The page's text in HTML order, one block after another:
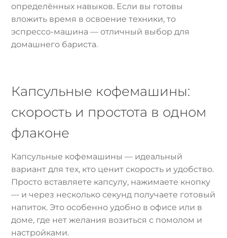
определённых навыков. Если вы готовы
вложить время в освоение техники, то
эспрессо-машина — отличный выбор для
домашнего бариста.
Капсульные кофемашины:
скорость и простота в одном
флаконе
Капсульные кофемашины — идеальный
вариант для тех, кто ценит скорость и удобство.
Просто вставляете капсулу, нажимаете кнопку
— и через несколько секунд получаете готовый
напиток. Это особенно удобно в офисе или в
доме, где нет желания возиться с помолом и
настройками.